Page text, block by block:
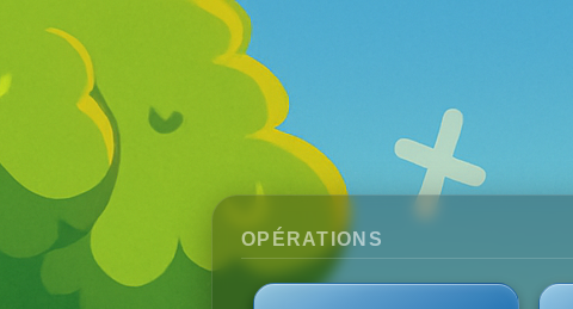
OPÉRATIONS
Panneau de gestion des cookies